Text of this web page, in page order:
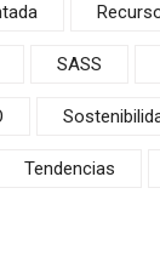
SASS
Tendencias